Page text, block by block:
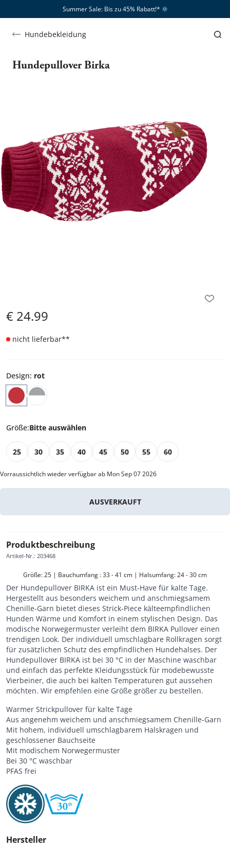
Summer Sale: Bis zu 45% Rabatt!*​ 🌞
Hundebekleidung
Hundepullover Birka
€ 24.99
nicht lieferbar**
Design: rot
Größe:Bitte auswählen
25 30 35 40 45 50 55 60
Vorraussichtlich wieder verfügbar ab Mon Sep 07 2026
AUSVERKAUFT
Produktbeschreibung
Artikel-Nr.: 203468
Größe: 25 | Bauchumfang : 33 - 41 cm | Halsumfang: 24 - 30 cm
Der Hundepullover BIRKA ist ein Must-Have für kalte Tage.
Hergestellt aus besonders weichem und anschmiegsamem
Chenille-Garn bietet dieses Strick-Piece kälteempfindlichen
Hunden Wärme und Komfort in einem stylischen Design. Das
modische Norwegermuster verleiht dem BIRKA Pullover einen
trendigen Look. Der individuell umschlagbare Rollkragen sorgt
für zusätzlichen Schutz des empfindlichen Hundehalses. Der
Hundepullover BIRKA ist bei 30 °C in der Maschine waschbar
und einfach das perfekte Kleidungsstück für modebewusste
Vierbeiner, die auch bei kalten Temperaturen gut aussehen
möchten. Wir empfehlen eine Größe größer zu bestellen.
Warmer Strickpullover für kalte Tage
Aus angenehm weichem und anschmiegsamem Chenille-Garn
Mit hohem, individuell umschlagbarem Halskragen und
geschlossener Bauchseite
Mit modischem Norwegermuster
Bei 30 °C waschbar
PFAS frei
Hersteller